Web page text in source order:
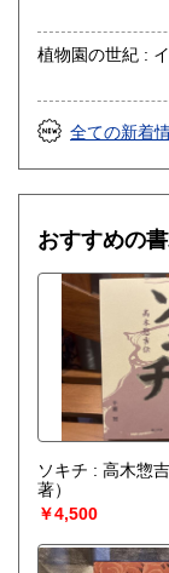
●熊本県内でし
お気軽にお問い
●店頭買取の場合
美術品・フィギ
取り扱い分野
哲学宗教、歴史
文、外国文学、
郷土誌
全ての新着
おすすめの
ソキチ : 高木惣
著）
￥4,500